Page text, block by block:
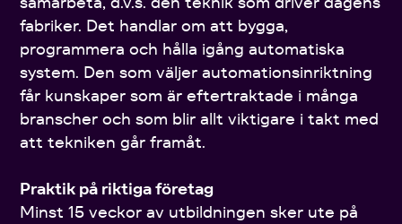
fabriker. Det handlar om att bygga,
programmera och hålla igång automatiska
system. Den som väljer automationsinriktning
får kunskaper som är eftertraktade i många
branscher och som blir allt viktigare i takt med
att tekniken går framåt.
Praktik på riktiga företag
Minst 15 veckor av utbildningen sker ute på